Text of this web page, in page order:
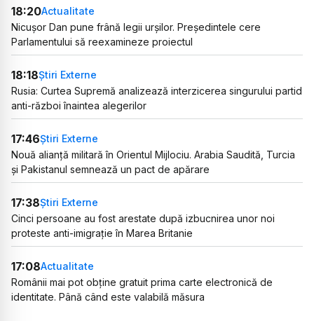
18:20Actualitate
Nicușor Dan pune frână legii urșilor. Președintele cere
Parlamentului să reexamineze proiectul
18:18Știri Externe
Rusia: Curtea Supremă analizează interzicerea singurului partid
anti-război înaintea alegerilor
17:46Știri Externe
Nouă alianță militară în Orientul Mijlociu. Arabia Saudită, Turcia
și Pakistanul semnează un pact de apărare
17:38Știri Externe
Cinci persoane au fost arestate după izbucnirea unor noi
proteste anti-imigrație în Marea Britanie
17:08Actualitate
Românii mai pot obține gratuit prima carte electronică de
identitate. Până când este valabilă măsura